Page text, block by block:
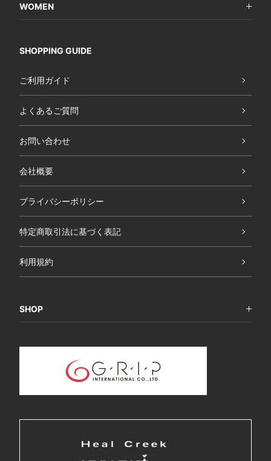
WOMEN
SHOPPING GUIDE
ご利用ガイド
よくあるご質問
お問い合わせ
会社概要
プライバシーポリシー
特定商取引法に基づく表記
利用規約
SHOP